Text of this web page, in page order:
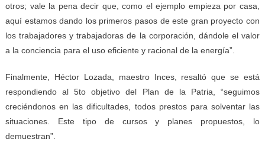
otros; vale la pena decir que, como el ejemplo empieza por casa,
aquí estamos dando los primeros pasos de este gran proyecto con
los trabajadores y trabajadoras de la corporación, dándole el valor
a la conciencia para el uso eficiente y racional de la energía”.
Finalmente, Héctor Lozada, maestro Inces, resaltó que se está
respondiendo al 5to objetivo del Plan de la Patria, “seguimos
creciéndonos en las dificultades, todos prestos para solventar las
situaciones. Este tipo de cursos y planes propuestos, lo
demuestran”.